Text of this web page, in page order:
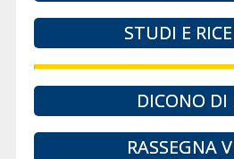
STUDI E
DICONO DI
RASSEGNA